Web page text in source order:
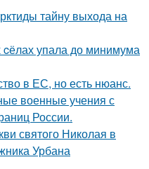
тайну выхода на
cёлах упала до минимума
в ЕС, но есть нюанс.
военные учения с
России.
святого Николая в
Урбана